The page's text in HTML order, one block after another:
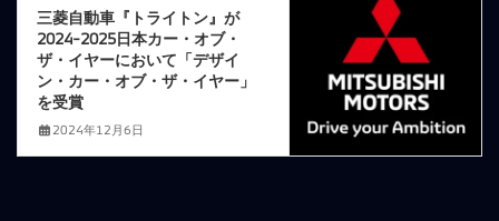
三菱自動車『トライトン』が
2024-2025日本カー・オブ・
ザ・イヤーにおいて「デザイ
ン・カー・オブ・ザ・イヤー」
を受賞
2024年12月6日